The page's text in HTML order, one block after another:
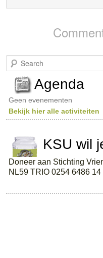
e
c
h
Agenda
Geen evenementen
Bekijk hier alle activiteiten
KSU wil
Doneer aan Stichting
NL59 TRIO 0254 6486 14